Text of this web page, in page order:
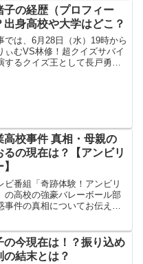
くの銃弾が乱射された銀行強
。...
子の経歴（プロフィー
出身高校や大学はどこ？
では、6月28日（水）19時から
ぃむVS林修！超クイズサバイ
するクイズ王として長戸勇人
高校事件 真相・母親の
るの現在は？【アンビリ
ビ番組「奇跡体験！アンビリ
の高校の強豪バレーボール部
事件の真相についてお伝えし
起こした事件になり、井上真
の「明日...
の今現在は！？振り込め
の結末とは？